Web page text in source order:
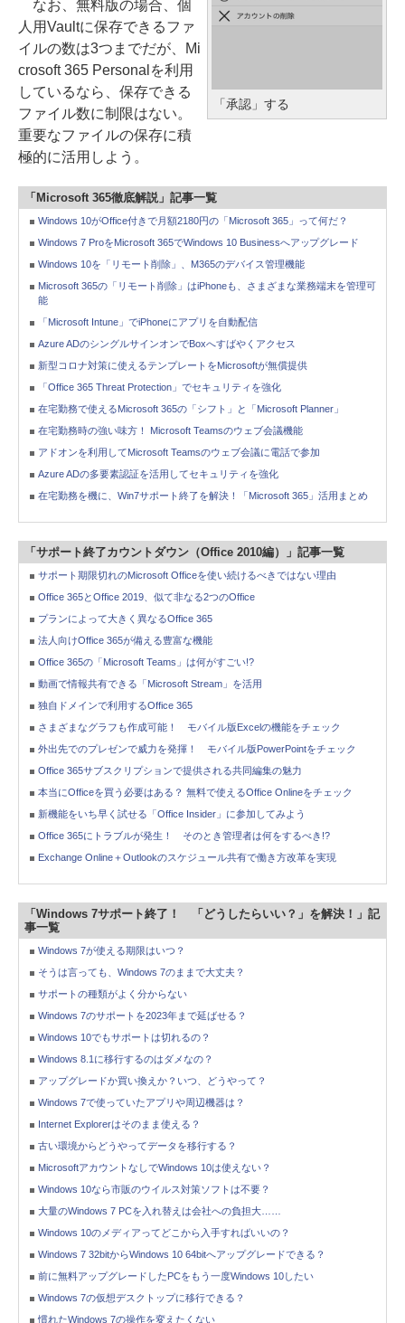
「承認」する
なお、無料版の場合、個
人用Vaultに保存できるファ
イルの数は3つまでだが、Mi
crosoft 365 Personalを利用
しているなら、保存できる
ファイル数に制限はない。
重要なファイルの保存に積
極的に活用しよう。
「Microsoft 365徹底解説」記事一覧
Windows 10がOffice付きで月額2180円の「Microsoft 365」って何だ？
Windows 7 ProをMicrosoft 365でWindows 10 Businessへアップグレード
Windows 10を「リモート削除」、M365のデバイス管理機能
Microsoft 365の「リモート削除」はiPhoneも、さまざまな業務端末を管理可
能
「Microsoft Intune」でiPhoneにアプリを自動配信
Azure ADのシングルサインオンでBoxへすばやくアクセス
新型コロナ対策に使えるテンプレートをMicrosoftが無償提供
「Office 365 Threat Protection」でセキュリティを強化
在宅勤務で使えるMicrosoft 365の「シフト」と「Microsoft Planner」
在宅勤務時の強い味方！ Microsoft Teamsのウェブ会議機能
アドオンを利用してMicrosoft Teamsのウェブ会議に電話で参加
Azure ADの多要素認証を活用してセキュリティを強化
在宅勤務を機に、Win7サポート終了を解決！「Microsoft 365」活用まとめ
「サポート終了カウントダウン（Office 2010編）」記事一覧
サポート期限切れのMicrosoft Officeを使い続けるべきではない理由
Office 365とOffice 2019、似て非なる2つのOffice
プランによって大きく異なるOffice 365
法人向けOffice 365が備える豊富な機能
Office 365の「Microsoft Teams」は何がすごい!?
動画で情報共有できる「Microsoft Stream」を活用
独自ドメインで利用するOffice 365
さまざまなグラフも作成可能！ モバイル版Excelの機能をチェック
外出先でのプレゼンで威力を発揮！ モバイル版PowerPointをチェック
Office 365サブスクリプションで提供される共同編集の魅力
本当にOfficeを買う必要はある？ 無料で使えるOffice Onlineをチェック
新機能をいち早く試せる「Office Insider」に参加してみよう
Office 365にトラブルが発生！ そのとき管理者は何をするべき!?
Exchange Online＋Outlookのスケジュール共有で働き方改革を実現
「Windows 7サポート終了！ 「どうしたらいい？」を解決！」記
事一覧
Windows 7が使える期限はいつ？
そうは言っても、Windows 7のままで大丈夫？
サポートの種類がよく分からない
Windows 7のサポートを2023年まで延ばせる？
Windows 10でもサポートは切れるの？
Windows 8.1に移行するのはダメなの？
アップグレードか買い換えか？いつ、どうやって？
Windows 7で使っていたアプリや周辺機器は？
Internet Explorerはそのまま使える？
古い環境からどうやってデータを移行する？
MicrosoftアカウントなしでWindows 10は使えない？
Windows 10なら市販のウイルス対策ソフトは不要？
大量のWindows 7 PCを入れ替えは会社への負担大……
Windows 10のメディアってどこから入手すればいいの？
Windows 7 32bitからWindows 10 64bitへアップグレードできる？
前に無料アップグレードしたPCをもう一度Windows 10したい
Windows 7の仮想デスクトップに移行できる？
慣れたWindows 7の操作を変えたくない